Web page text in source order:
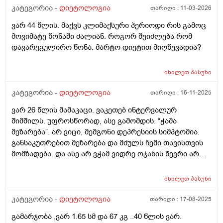
მივიღო, რომ მხოლოდამხოლოდ ცხიმის ხარჯზე
დავიკლო. ვიკვებები დღეში 3 ჯერ. ყოველდეიური
ძირითადი მენიუ არის 10ც მოხარშული კვერცხის ცილა
და 300გ ქათმის ფილე. შიგადაშიგ პროტეინის
პუდინგი, რომელიც 20გ ცილას შეიცავს და ა.შ -
ქონები. მითხარით, რას ვაკეთებ არასწორად? ვითომ
ვიღვიძებ. საღამოა 10 დან ღამის 3 მდე პერიოდს
ძილში ეომ არ ვატარებ ვითომ მაგაშია საქმე? ანდაც
იმაშია საქმე, რომ ერთბაშად ვჭამ 300გ ფილეს,
ბევრია, ორგანიზმი ვერ გადაამუშავწბს და ცხიმში
გზავნის? არადა უპუროდ ვჭამ და სიგამძღრესაც ვერ
ვგრძნობ დიდად. არ ვიცი არაფერი 1 რამის გარდა,
კატეგორია - დიეტოლოგია თარიღი : 11-03-2026
ვარ 44 წლის. მაქვს კლიმაქსური პერიოდი რის გამოც
მოვიმატე წონაში ძალიან. როგორ შეიძლება რომ
დავარეგულირო წონა. მარტო დიეტით მიღწევადია?
იხილეთპასუხი
კატეგორია - დიეტოლოგია თარიღი : 16-11-2025
ვარ 26 წლის მამაკაცი. ვაკეთებ ინტერვალურ
შიმშილს. უფროსწორად, ასე გამომდის. “ჭამა
მეზარება”. არ ვიცი, მემგონი დეპრესიის სიმპტომია.
განსაკუთრებით მეზარება და მძულს ჩემი თავისთვის
მომზადება. და ასე არ ვჭამ ვიდრე ოჯახის წევრი არ
მშიერი ვარ. ხან უფრო მერემდეც. ხანდახან დღეში 1
კუჭის ტკივილი. თუკი მშიერი ვარ კუჭი მტკივა და
მომისმენია მსგავსი რამ. მე ვიცი, რომ როცა შიათ -
იხილეთპასუხი
კატეგორია - დიეტოლოგია თარიღი : 17-08-2025
გამარჯობა ,ვარ 1.65 სმ და 67 კგ ..40 წლის ვარ.